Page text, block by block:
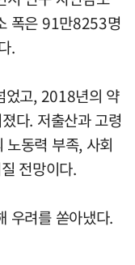
폭은 91만8253명
.
었고, 2018년의 약
다. 저출산과 고령
노동력 부족, 사회
전망이다.
우려를 쏟아냈다.